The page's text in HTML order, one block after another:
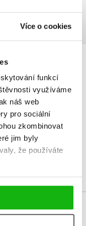
Více o cookies
funkcí
využíváme
náš web
pro sociální
zkombinovat
jim byly
že používáte
hodnocení.
uživatelé